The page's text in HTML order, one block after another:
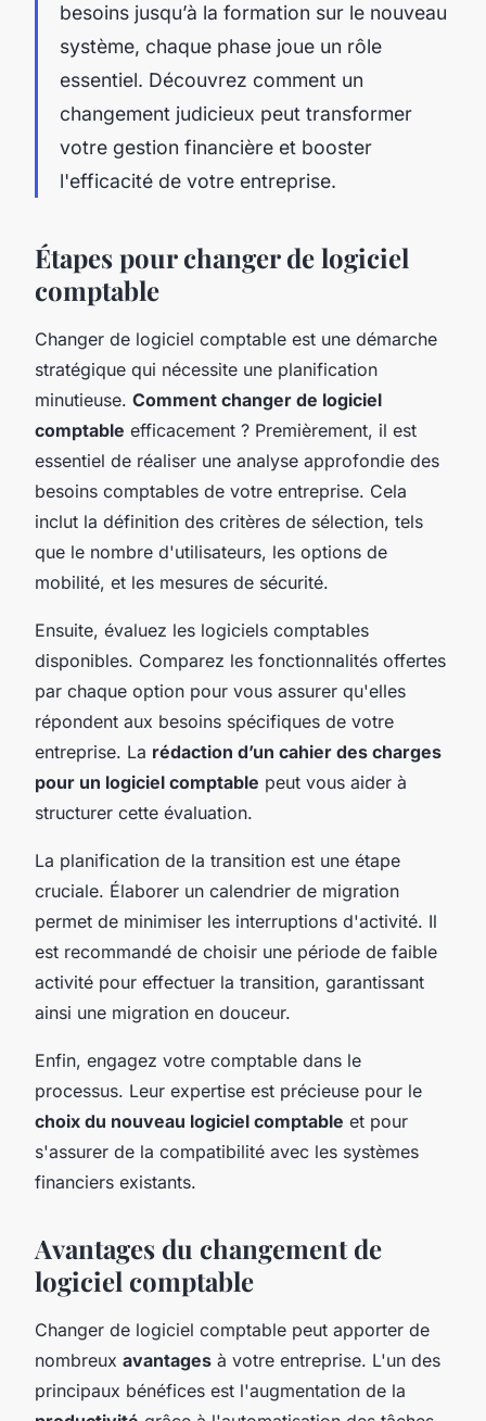
besoins jusqu’à la formation sur le nouveau
système, chaque phase joue un rôle
essentiel. Découvrez comment un
changement judicieux peut transformer
votre gestion financière et booster
l'efficacité de votre entreprise.
Étapes pour changer de logiciel
comptable
Changer de logiciel comptable est une démarche
stratégique qui nécessite une planification
minutieuse. Comment changer de logiciel
comptable efficacement ? Premièrement, il est
essentiel de réaliser une analyse approfondie des
besoins comptables de votre entreprise. Cela
inclut la définition des critères de sélection, tels
que le nombre d'utilisateurs, les options de
mobilité, et les mesures de sécurité.
Ensuite, évaluez les logiciels comptables
disponibles. Comparez les fonctionnalités offertes
par chaque option pour vous assurer qu'elles
répondent aux besoins spécifiques de votre
entreprise. La rédaction d’un cahier des charges
pour un logiciel comptable peut vous aider à
structurer cette évaluation.
La planification de la transition est une étape
cruciale. Élaborer un calendrier de migration
permet de minimiser les interruptions d'activité. Il
est recommandé de choisir une période de faible
activité pour effectuer la transition, garantissant
ainsi une migration en douceur.
Enfin, engagez votre comptable dans le
processus. Leur expertise est précieuse pour le
choix du nouveau logiciel comptable et pour
s'assurer de la compatibilité avec les systèmes
financiers existants.
Avantages du changement de
logiciel comptable
Changer de logiciel comptable peut apporter de
nombreux avantages à votre entreprise. L'un des
principaux bénéfices est l'augmentation de la